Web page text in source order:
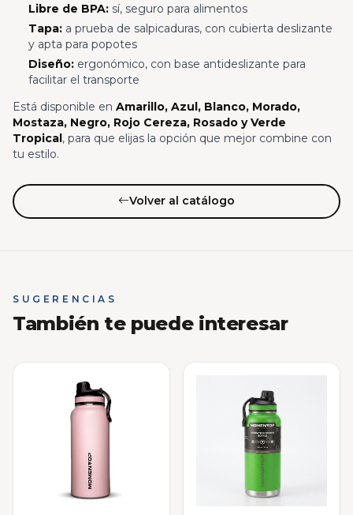
Libre de BPA:sí, seguro para alimentos
Tapa:a prueba de salpicaduras, con cubierta deslizante
y apta para popotes
Diseño:ergonómico, con base antideslizante para
facilitar el transporte
Está disponible en Amarillo, Azul, Blanco, Morado,
Mostaza, Negro, Rojo Cereza, Rosado y Verde
Tropical, para que elijas la opción que mejor combine con
tu estilo.
Volver al catálogo
SUGERENCIAS
También te puede interesar